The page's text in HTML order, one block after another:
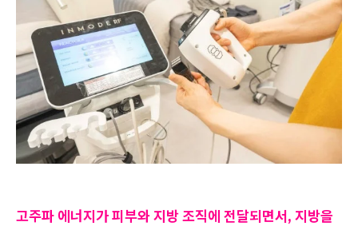
고주파 에너지가 피부와 지방 조직에 전달되면서, 지방을